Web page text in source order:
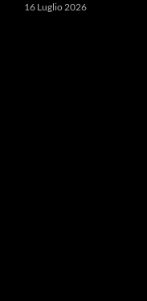
16 Luglio 2026